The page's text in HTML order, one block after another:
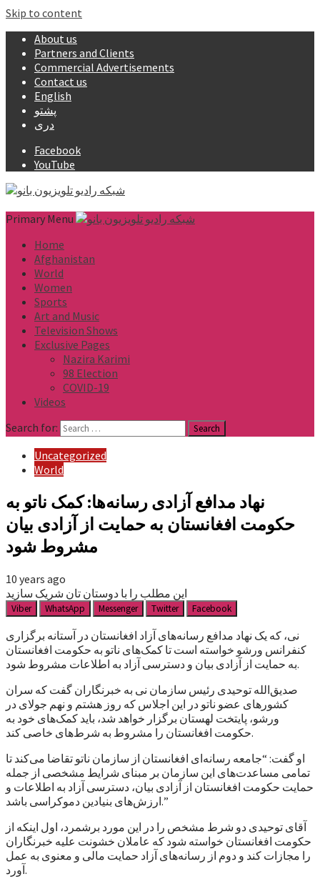
Skip to content
About us
Partners and Clients
Commercial Advertisements
Contact us
English
پشتو
دری
Facebook
YouTube
Primary Menu
Home
Afghanistan
World
Women
Sports
Art and Music
Television Shows
Exclusive Pages
Nazira Karimi
98 Election
COVID-19
Videos
Search for:
Uncategorized
World
نهاد مدافع آزادی رسانه‌ها: کمک ناتو به
حکومت افغانستان به حمایت از آزادی بیان
مشروط شود
10 years ago
این مطلب را با دوستان تان شریک سازید
Viber WhatsApp Messenger Twitter Facebook
نی، که یک نهاد مدافع رسانه‌های آزاد افغانستان در آستانه برگزاری
کنفرانس ورشو خواسته است تا کمک‌های ناتو به حکومت افغانستان
به حمایت از آزادی بیان و دسترسی آزاد به اطلاعات مشروط شود.
صدیق‌الله توحیدی رئیس سازمان نی به خبرنگاران گفت که سران
کشورهای عضو ناتو در این اجلاس که روز هشتم و نهم جولای در
ورشو، پایتخت لهستان برگزار خواهد شد، باید کمک‌های خود به
حکومت افغانستان را مشروط به شرط‌های خاصی کند.
او گفت: “جامعه رسانه‌ای افغانستان از سازمان ناتو تقاضا می‌کند تا
تمامی مساعدت‌های این سازمان بر مبنای شرایط مشخصی از جمله
حمایت حکومت افغانستان از آزادی بیان، دسترسی آزاد به اطلاعات و
ارزش‌های بنیادین دموکراسی باشد.”
آقای توحیدی دو شرط مشخص را در این مورد برشمرد، اول اینکه از
حکومت افغانستان خواسته شود که عاملان خشونت علیه خبرنگاران
را مجازات کند و دوم از رسانه‌های آزاد حمایت مالی و معنوی به عمل
آورد.